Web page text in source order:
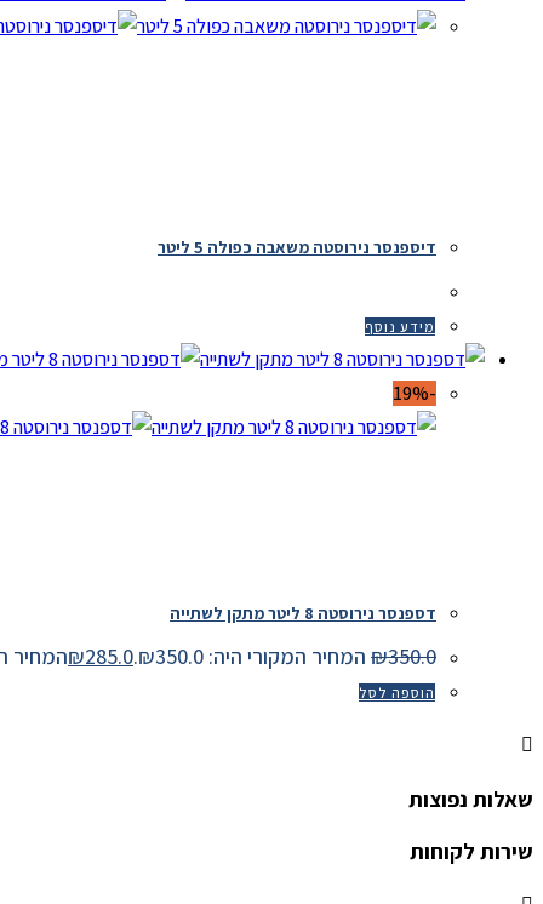
דיספנסר נירוסטה משאבה כפולה 5 ליטר
מידע נוסף
דספנסר נירוסטה 8 ליטר מתקן לשתייה
₪350.0 המחיר המקורי היה: ₪350.0. ₪285.0 המחיר
הוספה לסל
שאלות נפוצות
שירות לקוחות